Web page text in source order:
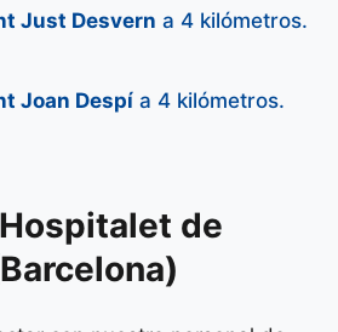
Just Desvern a 4 kilómetros.
Joan Despí a 4 kilómetros.
de